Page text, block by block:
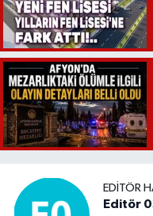
EDITÖR
Editör